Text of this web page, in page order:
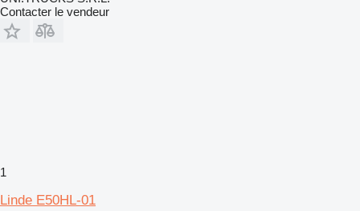
Contacter le vendeur
1
Linde E50HL-01